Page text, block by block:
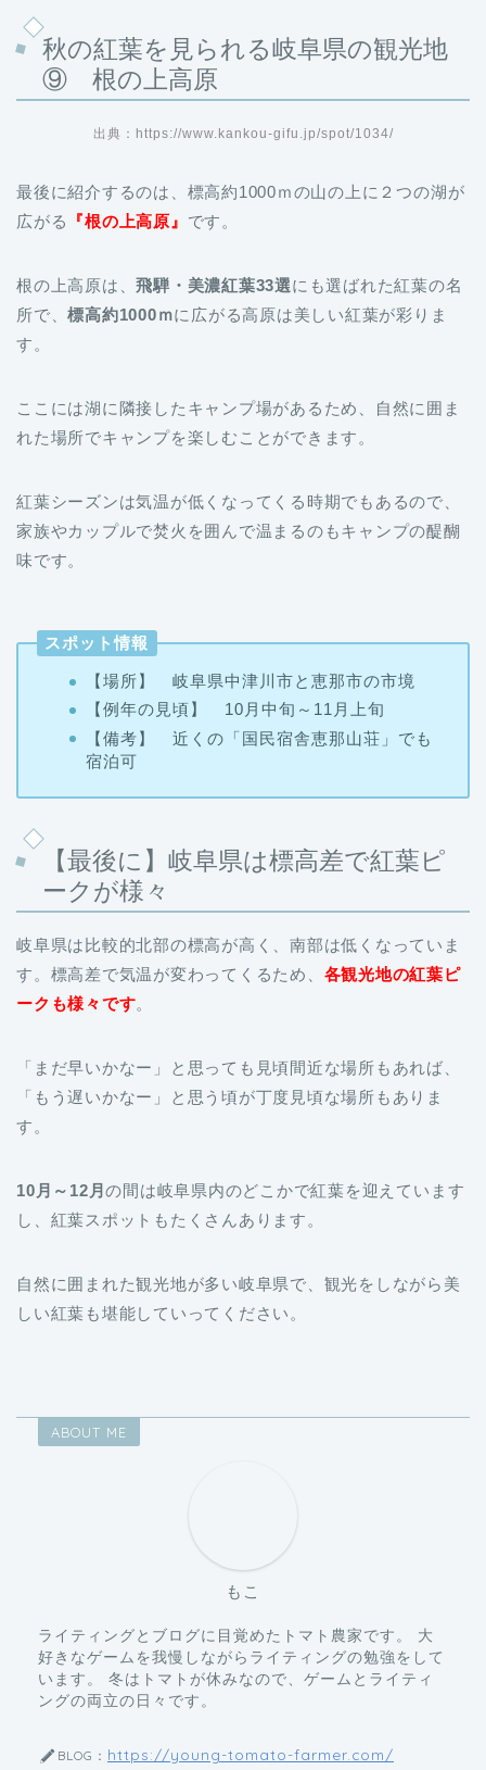
秋の紅葉を見られる岐阜県の観光地
⑨ 根の上高原
出典：https://www.kankou-gifu.jp/spot/1034/
最後に紹介するのは、標高約1000ｍの山の上に２つの湖が
広がる
『根の上高原』 です。
根の上高原は、飛騨・美濃紅葉33選にも選ばれた紅葉の名
所で、標高約1000ｍに広がる高原は美しい紅葉が彩りま
す。
ここには湖に隣接したキャンプ場があるため、自然に囲ま
れた場所でキャンプを楽しむことができます。
紅葉シーズンは気温が低くなってくる時期でもあるので、
家族やカップルで焚火を囲んで温まるのもキャンプの醍醐
味です。
スポット情報
【場所】 岐阜県中津川市と恵那市の市境
【例年の見頃】 10月中旬～11月上旬
【備考】 近くの「国民宿舎恵那山荘」でも
宿泊可
【最後に】岐阜県は標高差で紅葉ピ
ークが様々
岐阜県は比較的北部の標高が高く、南部は低くなっていま
す。標高差で気温が変わってくるため、 各観光地の紅葉ピ
ークも様々です。
「まだ早いかなー」と思っても見頃間近な場所もあれば、
「もう遅いかなー」と思う頃が丁度見頃な場所もありま
す。
10月～12月の間は岐阜県内のどこかで紅葉を迎えています
し、紅葉スポットもたくさんあります。
自然に囲まれた観光地が多い岐阜県で、観光をしながら美
しい紅葉も堪能していってください。
ABOUT ME
もこ
ライティングとブログに目覚めたトマト農家です。 大
好きなゲームを我慢しながらライティングの勉強をして
います。 冬はトマトが休みなので、ゲームとライティ
ングの両立の日々です。
BLOG： https://young-tomato-farmer.com/